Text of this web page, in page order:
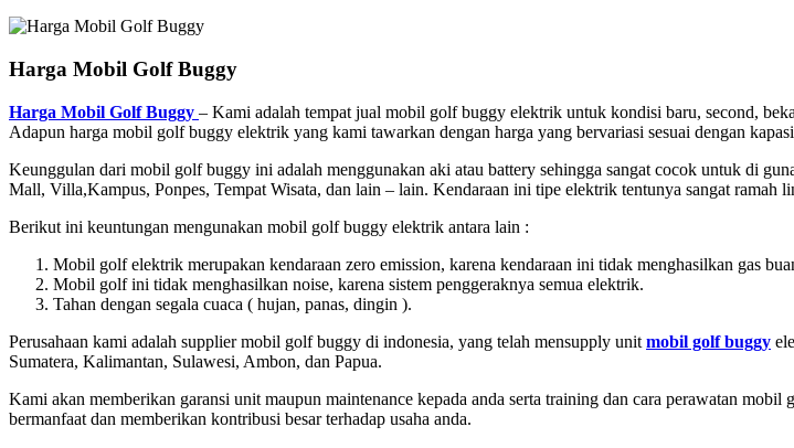
Harga Mobil Golf Buggy
Harga Mobil Golf Buggy – Kami adalah tempat jual mobil golf buggy elektrik untuk kondisi baru, second,
Adapun harga mobil golf buggy elektrik yang kami tawarkan dengan harga yang bervariasi sesuai dengan
Keunggulan dari mobil golf buggy ini adalah menggunakan aki atau battery sehingga sangat cocok untuk di
Mall, Villa,Kampus, Ponpes, Tempat Wisata, dan lain – lain. Kendaraan ini tipe elektrik tentunya sangat
Berikut ini keuntungan mengunakan mobil golf buggy elektrik antara lain :
Mobil golf elektrik merupakan kendaraan zero emission, karena kendaraan ini tidak menghasilkan gas
Mobil golf ini tidak menghasilkan noise, karena sistem penggeraknya semua elektrik.
Tahan dengan segala cuaca ( hujan, panas, dingin ).
Perusahaan kami adalah supplier mobil golf buggy di indonesia, yang telah mensupply unit mobil golf buggy
Sumatera, Kalimantan, Sulawesi, Ambon, dan Papua.
Kami akan memberikan garansi unit maupun maintenance kepada anda serta training dan cara perawatan
bermanfaat dan memberikan kontribusi besar terhadap usaha anda.